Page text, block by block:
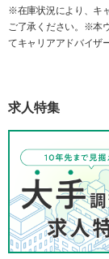
※在庫状況により、キ
ご了承ください。※本
てキャリアアドバイザ
求人特集